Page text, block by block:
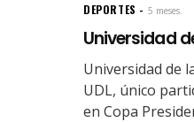
DEPORTES 5 meses.
Universidad
Universidad de
UDL, único
en Copa